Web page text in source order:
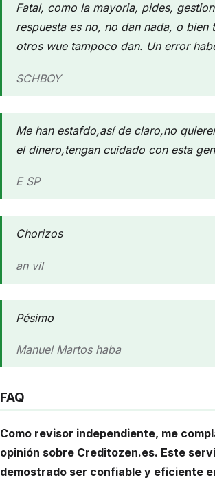
Fatal, como la mayoria, pides,
respuesta es no, no dan nada, o bien
otros wue tampoco dan. Un error
SCHBOY
Me han estafdo,así de claro,no
el dinero,tengan cuidado con esta
E SP
Chorizos
an vil
Pésimo
Manuel Martos haba
FAQ
Como revisor independiente, me
opinión sobre Creditozen.es. Este
demostrado ser confiable y eficiente